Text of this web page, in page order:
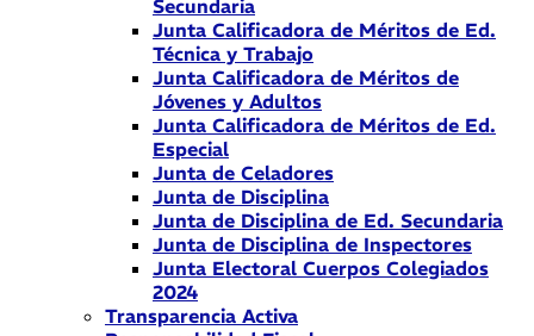
Secundaria
Junta Calificadora de Méritos de Ed.
Técnica y Trabajo
Junta Calificadora de Méritos de
Jóvenes y Adultos
Junta Calificadora de Méritos de Ed.
Especial
Junta de Celadores
Junta de Disciplina
Junta de Disciplina de Ed. Secundaria
Junta de Disciplina de Inspectores
Junta Electoral Cuerpos Colegiados
2024
Transparencia Activa